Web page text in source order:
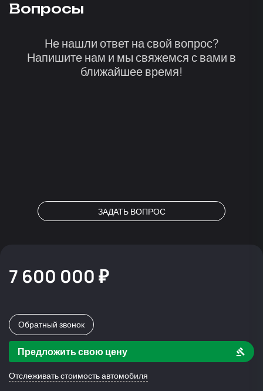
Вопросы
Не нашли ответ на свой вопрос?
Напишите нам и мы свяжемся с вами в
ближайшее время!
ЗАДАТЬ ВОПРОС
7 600 000 ₽
Обратный звонок
Предложить свою цену
Отслеживать стоимость автомобиля